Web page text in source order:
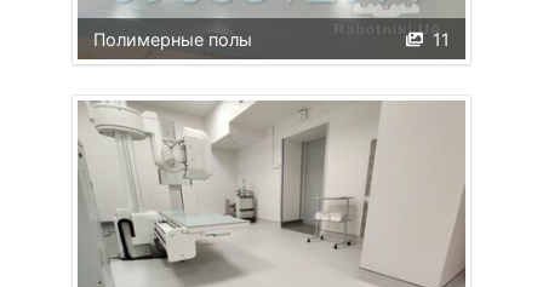
11
Полимерные полы